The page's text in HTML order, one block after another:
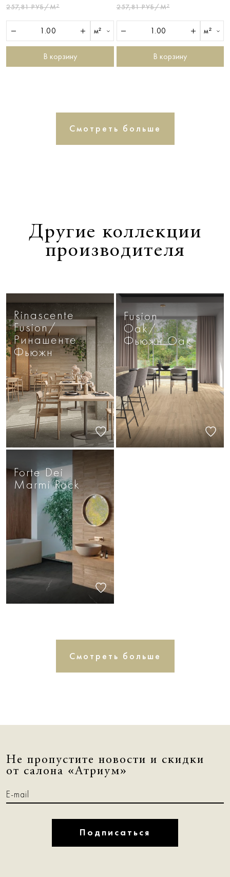
257,81 РУБ/М²
м²
В корзину
257,81 РУБ/М²
м²
В корзину
Смотреть больше
Другие коллекции
производителя
Rinascente
Fusion/
Ринашенте
Фьюжн
Fusion
Oak/
Фьюжн Оак
Forte Dei
Marmi Rock
Смотреть больше
Не пропустите новости и скидки
от салона «Атриум»
Подписаться